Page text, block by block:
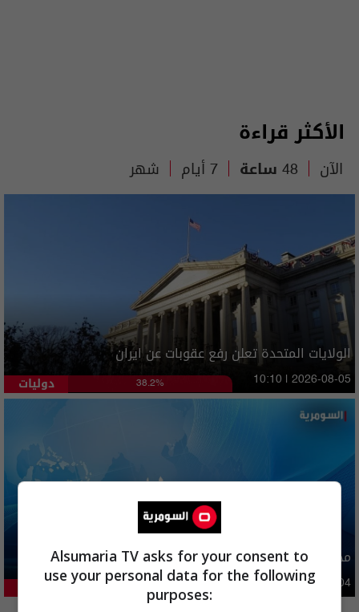
الأكثر قراءة
الآن 48 ساعة 7 أيام شهر
الولايات المتحدة تعلن رفع عقوبات عن ايران
دوليات 38.2% 10:10 | 2026-08-05
محافظة عراقية تعطل الدوام الرسمي غدا
محليات 06:09 | 2026-08-04
Alsumaria TV asks for your consent to
use your personal data for the following
purposes: